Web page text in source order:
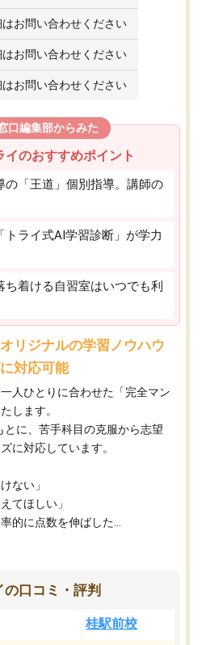
はお問い合わせください
はお問い合わせください
はお問い合わせください
口編集部からみた
イのおすすめポイント
の「王道」個別指導。講師の
トライ式AI学習診断」が学力
ち着ける自習室はいつでも利
リジナルの学習ノウハウ
対応可能
人ひとりに合わせた「完全マン
します。​
に、苦手科目の克服から志望
に対応しています。​
ない」​
てほしい」​
的に点数を伸ばした...
口コミ・評判
桂駅前校